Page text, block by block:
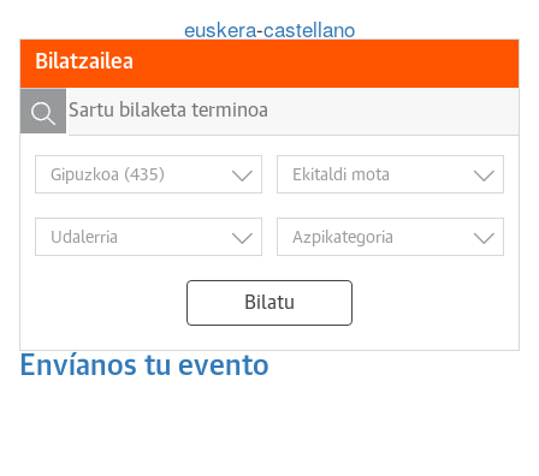
euskera-castellano
Bilatzailea
Bilatu
Envíanos tu evento